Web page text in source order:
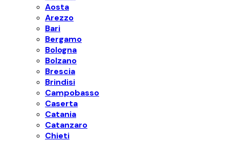
Aosta
Arezzo
Bari
Bergamo
Bologna
Bolzano
Brescia
Brindisi
Campobasso
Caserta
Catania
Catanzaro
Chieti